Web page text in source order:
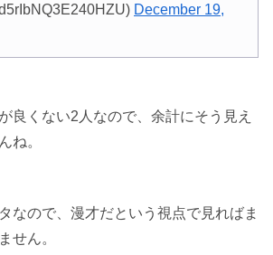
December 19,
良くない2人なので、余計にそう見え
ね。
なので、漫才だという視点で見ればま
せん。